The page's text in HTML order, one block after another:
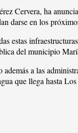
Cervera, ha
darse en los
estas
del municipio
a las
que llega hasta